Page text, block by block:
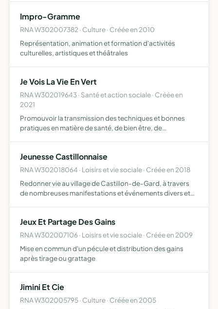
Impro-Gramme
RNA W302007382 · Culture · Créée en 2010
Représentation, animation et formation d'activités
culturelles, artistiques et théâtrales
Je Vois La Vie En Vert
RNA W302019643 · Santé et action sociale · Créée en
2021
Promouvoir la transmission des techniques et bonnes
pratiques en matière de santé, de bien être, de
formation ou tout autre événe…
Jeunesse Castillonnaise
RNA W302018064 · Loisirs et vie sociale · Créée en 2018
Redonner vie au village de Castillon-de-Gard, à travers
de nombreuses manifestations et événements divers et
Jeux Et Partage Des Gains
RNA W302007106 · Loisirs et vie sociale · Créée en 2009
Mise en commun d'un pécule et distribution des gains
après tirage ou grattage
Jimini Et Cie
RNA W302005795 · Culture · Créée en 2005